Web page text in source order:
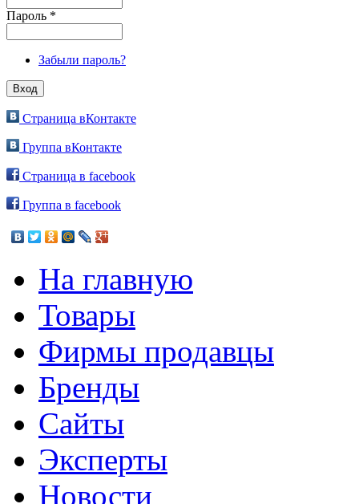
Пароль *
Забыли пароль?
Страница вКонтакте
Группа вКонтакте
Страница в facebook
Группа в facebook
На главную
Товары
Фирмы продавцы
Бренды
Сайты
Эксперты
Новости